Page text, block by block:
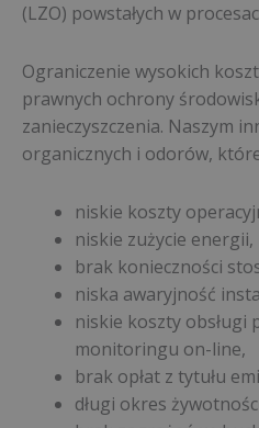
(LZO) powstałych w
Ograniczenie wysokich
prawnych ochrony
zanieczyszczenia. Naszym
organicznych i odorów,
niskie koszty
niskie zużycie energii,
brak konieczności
niska awaryjność
niskie koszty
monitoringu on-line,
brak opłat z tytułu
długi okres